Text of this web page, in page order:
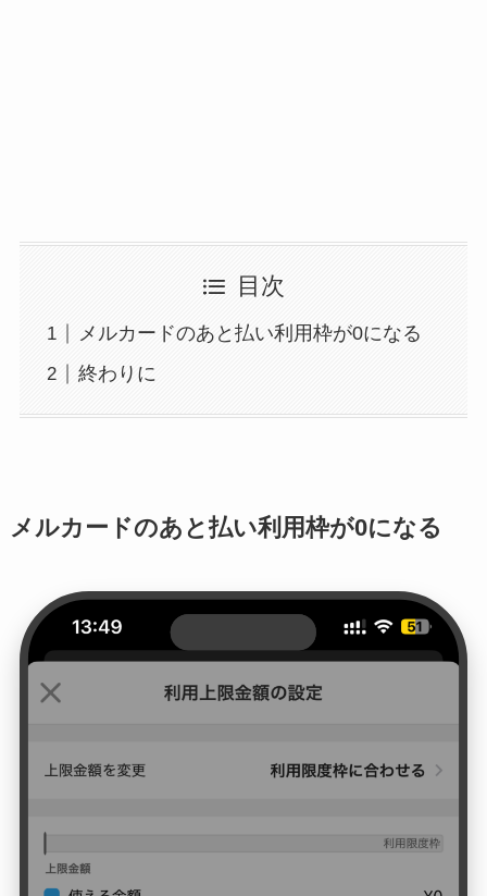
目次
メルカードのあと払い利用枠が0になる
終わりに
メルカードのあと払い利用枠が0になる